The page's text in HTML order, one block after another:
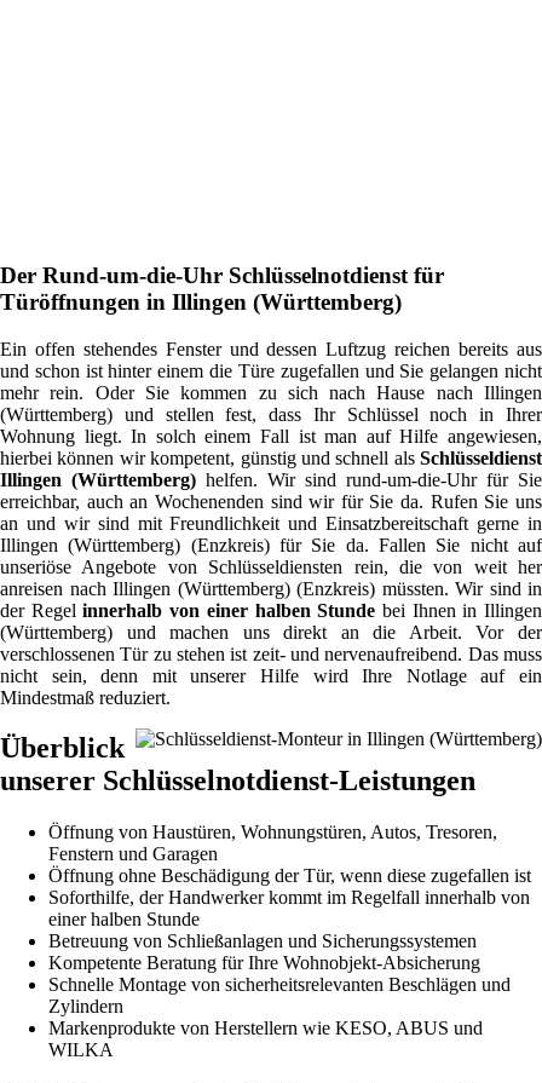
Der Rund-um-die-Uhr Schlüsselnotdienst für
Türöffnungen in Illingen (Württemberg)
Ein offen stehendes Fenster und dessen Luftzug reichen bereits aus
und schon ist hinter einem die Türe zugefallen und Sie gelangen nicht
mehr rein. Oder Sie kommen zu sich nach Hause nach Illingen
(Württemberg) und stellen fest, dass Ihr Schlüssel noch in Ihrer
Wohnung liegt. In solch einem Fall ist man auf Hilfe angewiesen,
hierbei können wir kompetent, günstig und schnell als Schlüsseldienst
Illingen (Württemberg) helfen. Wir sind rund-um-die-Uhr für Sie
erreichbar, auch an Wochenenden sind wir für Sie da. Rufen Sie uns
an und wir sind mit Freundlichkeit und Einsatzbereitschaft gerne in
Illingen (Württemberg) (Enzkreis) für Sie da. Fallen Sie nicht auf
unseriöse Angebote von Schlüsseldiensten rein, die von weit her
anreisen nach Illingen (Württemberg) (Enzkreis) müssten. Wir sind in
der Regelinnerhalb von einer halben Stunde bei Ihnen in Illingen
(Württemberg) und machen uns direkt an die Arbeit. Vor der
verschlossenen Tür zu stehen ist zeit- und nervenaufreibend. Das muss
nicht sein, denn mit unserer Hilfe wird Ihre Notlage auf ein
Mindestmaß reduziert.
Überblick
unserer Schlüsselnotdienst-Leistungen
Öffnung von Haustüren, Wohnungstüren, Autos, Tresoren,
Fenstern und Garagen
Öffnung ohne Beschädigung der Tür, wenn diese zugefallen ist
Soforthilfe, der Handwerker kommt im Regelfall innerhalb von
einer halben Stunde
Betreuung von Schließanlagen und Sicherungssystemen
Kompetente Beratung für Ihre Wohnobjekt-Absicherung
Schnelle Montage von sicherheitsrelevanten Beschlägen und
Zylindern
Markenprodukte von Herstellern wie KESO, ABUS und
WILKA